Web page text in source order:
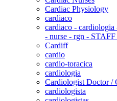
Cardiac Physiology
cardiaco
cardiaco - cardiologia
- nurse - rgn -
Cardiff
cardio
cardio-toracica
cardiologia
Cardiologist Doctor /
cardiologista